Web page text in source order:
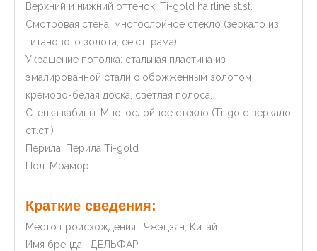
Верхний и нижний оттенок: Ti-gold hairline st.st.
Смотровая стена: многослойное стекло (зеркало из
титанового золота, се.ст. рама)
Украшение потолка: стальная пластина из
эмалированной стали с обожженным золотом,
кремово-белая доска, светлая полоса.
Стенка кабины: Многослойное стекло (Ti-gold зеркало
ст.ст.)
Перила: Перила Ti-gold
Пол: Мрамор
Краткие сведения:
Место происхождения: Чжэцзян, Китай
Имя бренда: ДЕЛЬФАР